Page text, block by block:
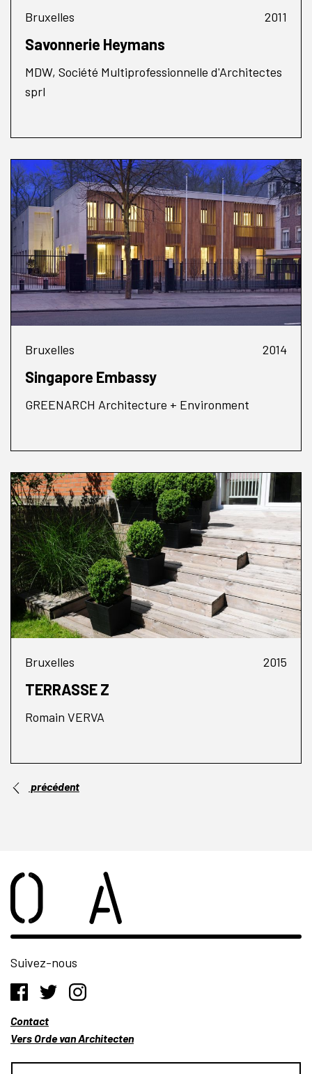
Bruxelles 2011
Savonnerie Heymans
MDW, Société Multiprofessionnelle d'Architectes
sprl
Bruxelles 2014
Singapore Embassy
GREENARCH Architecture + Environment
Bruxelles 2015
TERRASSE Z
Romain VERVA
précédent
Suivez-nous
Contact
Vers Orde van Architecten